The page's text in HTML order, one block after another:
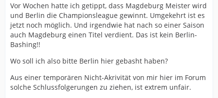
Vor Wochen hatte ich getippt, dass Magdeburg Meister wird
und Berlin die Championsleague gewinnt. Umgekehrt ist es
jetzt noch möglich. Und irgendwie hat nach so einer Saison
auch Magdeburg einen Titel verdient. Das ist kein Berlin-
Bashing!!
Wo soll ich also bitte Berlin hier gebasht haben?
Aus einer temporären Nicht-Akrivität von mir hier im Forum
solche Schlussfolgerungen zu ziehen, ist extrem unfair.